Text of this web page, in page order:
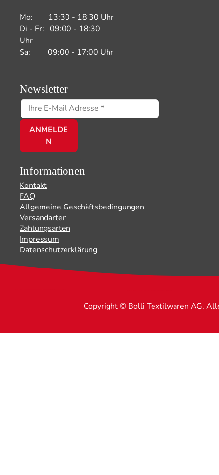
Mo: 13:30 - 18:30 Uhr
Di - Fr: 09:00 - 18:30
Uhr
Sa: 09:00 - 17:00 Uhr
Newsletter
Informationen
Kontakt
FAQ
Allgemeine Geschäftsbedingungen
Versandarten
Zahlungsarten
Impressum
Datenschutzerklärung
Copyright © Bolli Textilwaren AG.